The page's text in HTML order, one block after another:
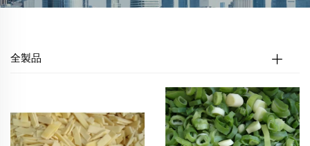
全製品